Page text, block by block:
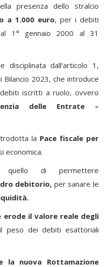
presenza dello stralcio
a 1.000 euro, per i debiti
1° gennaio 2000 al 31
disciplinata dall’articolo 1,
2023, che introduce
iscritti a ruolo, ovvero
delle Entrate –
la Pace fiscale per
economica.
quello di permettere
debitorio, per sanare le
erode il valore reale degli
peso dei debiti esattoriali
la nuova Rottamazione